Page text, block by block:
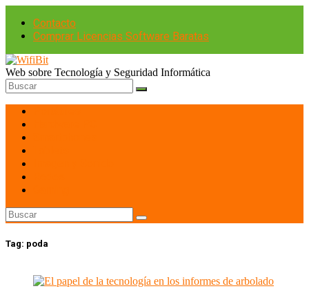
Contacto
Comprar Licencias Software Baratas
Web sobre Tecnología y Seguridad Informática
Tag: poda